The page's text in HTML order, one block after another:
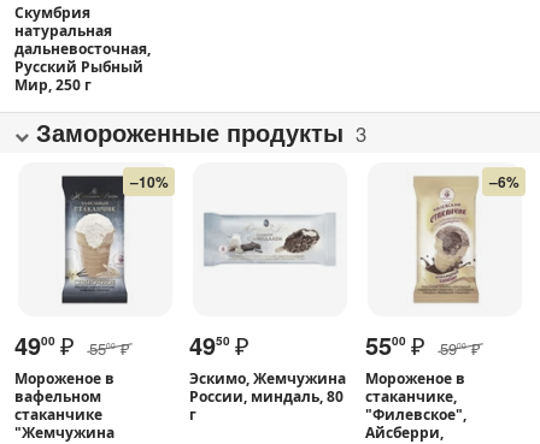
Скумбрия
натуральная
дальневосточная,
Русский Рыбный
Мир, 250 г
Замороженные продукты 3
–10%
4900 ₽ 5500 ₽
Мороженое в
вафельном
стаканчике
"Жемчужина
4950 ₽
Эскимо, Жемчужина
России, миндаль, 80
г
–6%
5500 ₽ 5900 ₽
Мороженое в
стаканчике,
"Филевское",
Айсберри,